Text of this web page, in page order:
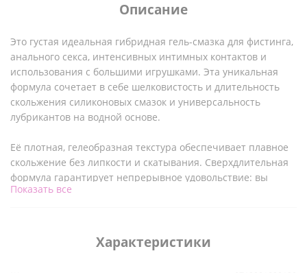
Описание
Это густая идеальная гибридная гель-смазка для фистинга,
анального секса, интенсивных интимных контактов и
использования с большими игрушками. Эта уникальная
формула сочетает в себе шелковистость и длительность
скольжения силиконовых смазок и универсальность
лубрикантов на водной основе.
Её плотная, гелеобразная текстура обеспечивает плавное
скольжение без липкости и скатывания. Сверхдлительная
формула гарантирует непрерывное удовольствие: вы
избегаете частого повторного нанесения и вместо этого
оставляет пятен и легко смывается теплой водой с мылом.
Совместима с презервативами и игрушками из любых
Показать все
Характеристики